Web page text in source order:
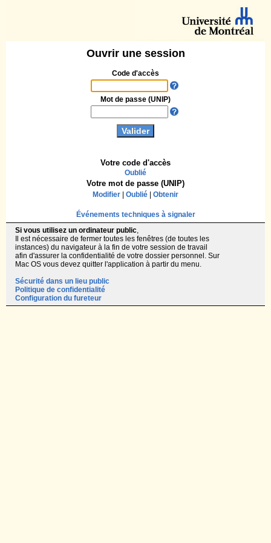
Ouvrir une session
Code d'accès
Votre code d'accès
Oublié
Mot de passe (UNIP)
Votre mot de passe (UNIP)
Modifier Oublié Obtenir
Événements techniques à signaler
Si vous utilisez un ordinateur public,
Il est nécessaire de fermer toutes les fenêtres (de toutes les
instances) du navigateur à la fin de votre session de travail
afin d'assurer la confidentialité de votre dossier personnel. Sur
Mac OS vous devez quitter l'application à partir du menu.
Sécurité dans un lieu public
Politique de confidentialité
Configuration du fureteur